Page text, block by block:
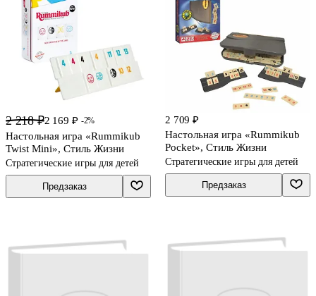
2 218 ₽2 169 ₽ -2%
Настольная игра «Rummikub
Twist Mini», Стиль Жизни
Стратегические игры для детей
Предзаказ
2 709 ₽
Настольная игра «Rummikub
Pocket», Стиль Жизни
Стратегические игры для детей
Предзаказ